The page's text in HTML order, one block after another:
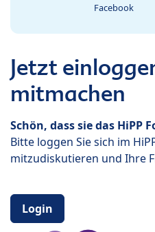
Facebook
Jetzt
mitmachen
Schön, dass sie das HiPP
Bitte loggen Sie sich im
mitzudiskutieren und Ihre
Login